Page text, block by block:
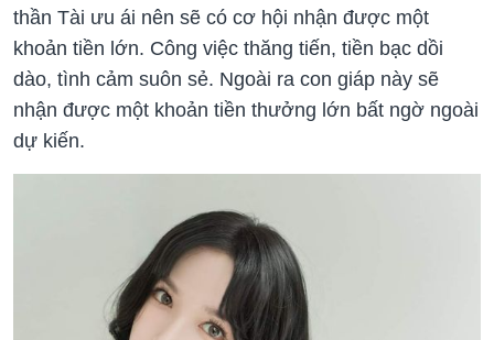
thần Tài ưu ái nên sẽ có cơ hội nhận được một
khoản tiền lớn. Công việc thăng tiến, tiền bạc dồi
dào, tình cảm suôn sẻ. Ngoài ra con giáp này sẽ
nhận được một khoản tiền thưởng lớn bất ngờ ngoài
dự kiến.